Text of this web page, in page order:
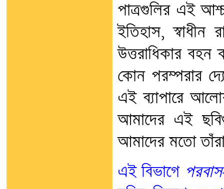
পাত্রগুলির এই
ইতিহাস, স্বাধীন
উত্তরাধিকার বহন
কোন পরম্পরার
এই ব্যাপারে
আমাদের এই
আমাদের মতো
এই বিভাগে পরবাস